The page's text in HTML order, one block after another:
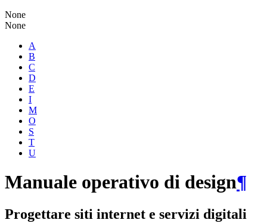
None
None
A
B
C
D
E
I
M
O
S
T
U
Manuale operativo di design¶
Progettare siti internet e servizi digitali